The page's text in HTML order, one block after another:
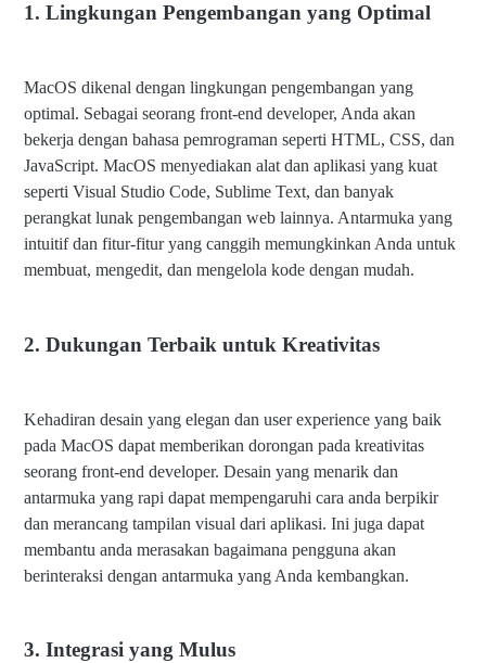
1. Lingkungan Pengembangan yang Optimal
MacOS dikenal dengan lingkungan pengembangan yang
optimal. Sebagai seorang front-end developer, Anda akan
bekerja dengan bahasa pemrograman seperti HTML, CSS, dan
JavaScript. MacOS menyediakan alat dan aplikasi yang kuat
seperti Visual Studio Code, Sublime Text, dan banyak
perangkat lunak pengembangan web lainnya. Antarmuka yang
intuitif dan fitur-fitur yang canggih memungkinkan Anda untuk
membuat, mengedit, dan mengelola kode dengan mudah.
2. Dukungan Terbaik untuk Kreativitas
Kehadiran desain yang elegan dan user experience yang baik
pada MacOS dapat memberikan dorongan pada kreativitas
seorang front-end developer. Desain yang menarik dan
antarmuka yang rapi dapat mempengaruhi cara anda berpikir
dan merancang tampilan visual dari aplikasi. Ini juga dapat
membantu anda merasakan bagaimana pengguna akan
berinteraksi dengan antarmuka yang Anda kembangkan.
3. Integrasi yang Mulus